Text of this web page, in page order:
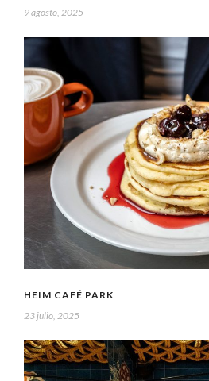
9 agosto, 2025
HEIM CAFÉ PARK
23 julio, 2025